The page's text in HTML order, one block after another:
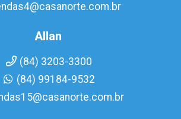
Allan
(84) 3203-3300
(84) 99184-9532